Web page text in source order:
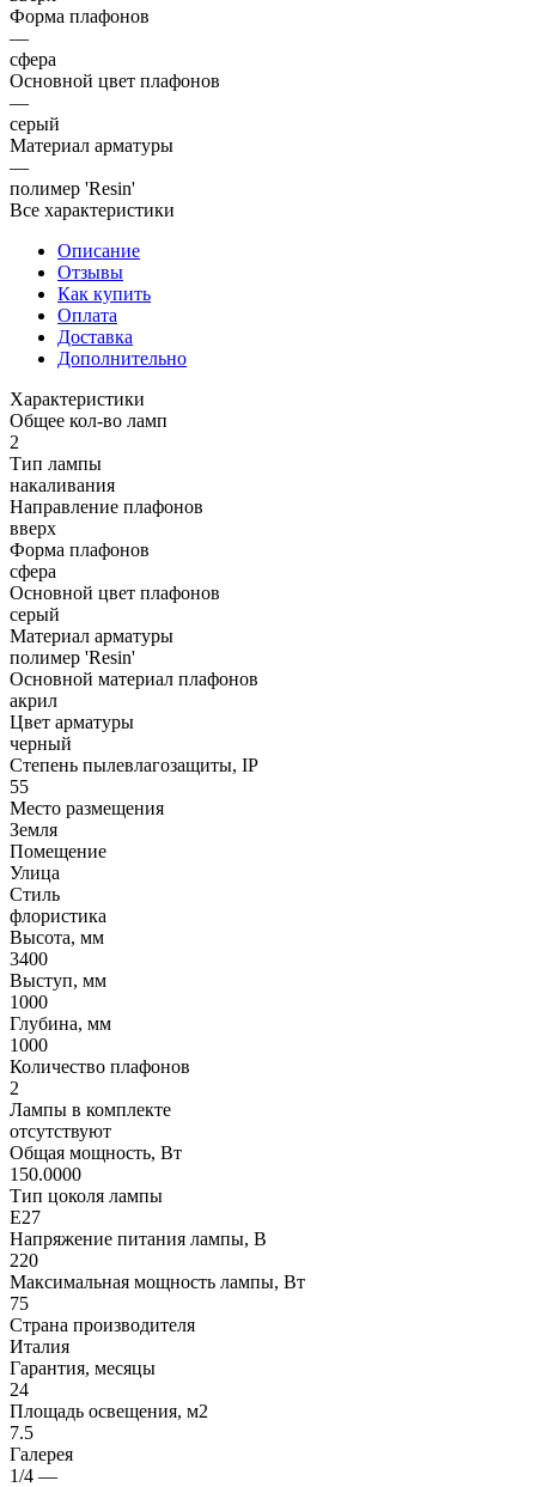
Форма плафонов
—
сфера
Основной цвет плафонов
—
серый
Материал арматуры
—
полимер 'Resin'
Все характеристики
Описание
Отзывы
Как купить
Оплата
Доставка
Дополнительно
Характеристики
Общее кол-во ламп
2
Тип лампы
накаливания
Направление плафонов
вверх
Форма плафонов
сфера
Основной цвет плафонов
серый
Материал арматуры
полимер 'Resin'
Основной материал плафонов
акрил
Цвет арматуры
черный
Степень пылевлагозащиты, IP
55
Место размещения
Земля
Помещение
Улица
Стиль
флористика
Высота, мм
3400
Выступ, мм
1000
Глубина, мм
1000
Количество плафонов
2
Лампы в комплекте
отсутствуют
Общая мощность, Вт
150.0000
Тип цоколя лампы
E27
Напряжение питания лампы, В
220
Максимальная мощность лампы, Вт
75
Страна производителя
Италия
Гарантия, месяцы
24
Площадь освещения, м2
7.5
Галерея
1/4 —